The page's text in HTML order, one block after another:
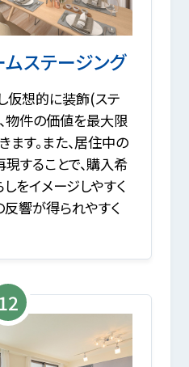
ステージング
仮想的に装飾(ステ
物件の価値を最大限
ます。また、居住中の
することで、購入希
をイメージしやすく
反響が得られやすく
12